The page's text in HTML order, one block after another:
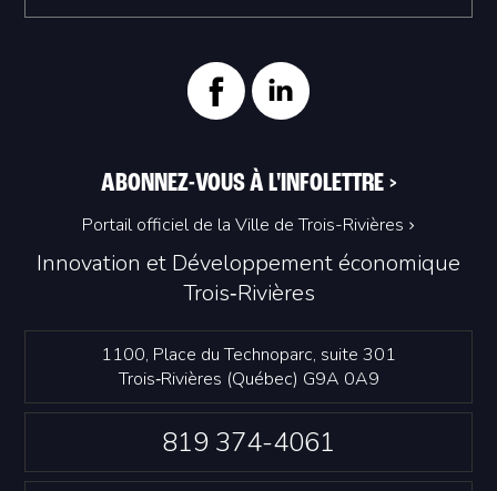
Innovation et Développement économique
Trois‑Rivières
1100, Place du Technoparc, suite 301
Trois‑Rivières (Québec) G9A 0A9
819 374-4061
ABONNEZ-VOUS À L'INFOLETTRE >
Portail officiel de la Ville de Trois-Rivières